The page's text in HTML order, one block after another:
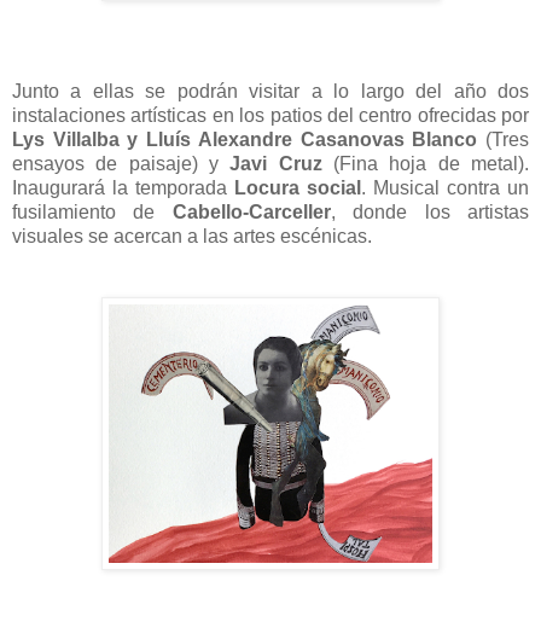
Junto a ellas se podrán visitar a lo largo del año dos
instalaciones artísticas en los patios del centro ofrecidas por
Lys Villalba y Lluís Alexandre Casanovas Blanco (Tres
ensayos de paisaje) yJavi Cruz(Fina hoja de metal).
Inaugurará la temporada Locura social . Musical contra un
fusilamiento de Cabello-Carceller, donde los artistas
visuales se acercan a las artes escénicas.